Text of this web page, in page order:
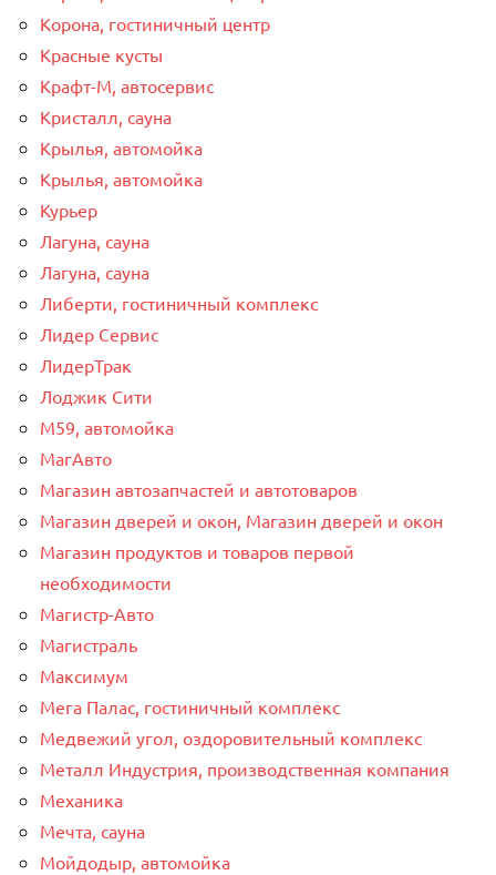
Корона, гостиничный центр
Красные кусты
Крафт-М, автосервис
Кристалл, сауна
Крылья, автомойка
Крылья, автомойка
Курьер
Лагуна, сауна
Лагуна, сауна
Либерти, гостиничный комплекс
Лидер Сервис
ЛидерТрак
Лоджик Сити
М59, автомойка
МагАвто
Магазин автозапчастей и автотоваров
Магазин дверей и окон, Магазин дверей и окон
Магазин продуктов и товаров первой
необходимости
Магистр-Авто
Магистраль
Максимум
Мега Палас, гостиничный комплекс
Медвежий угол, оздоровительный комплекс
Металл Индустрия, производственная компания
Механика
Мечта, сауна
Мойдодыр, автомойка